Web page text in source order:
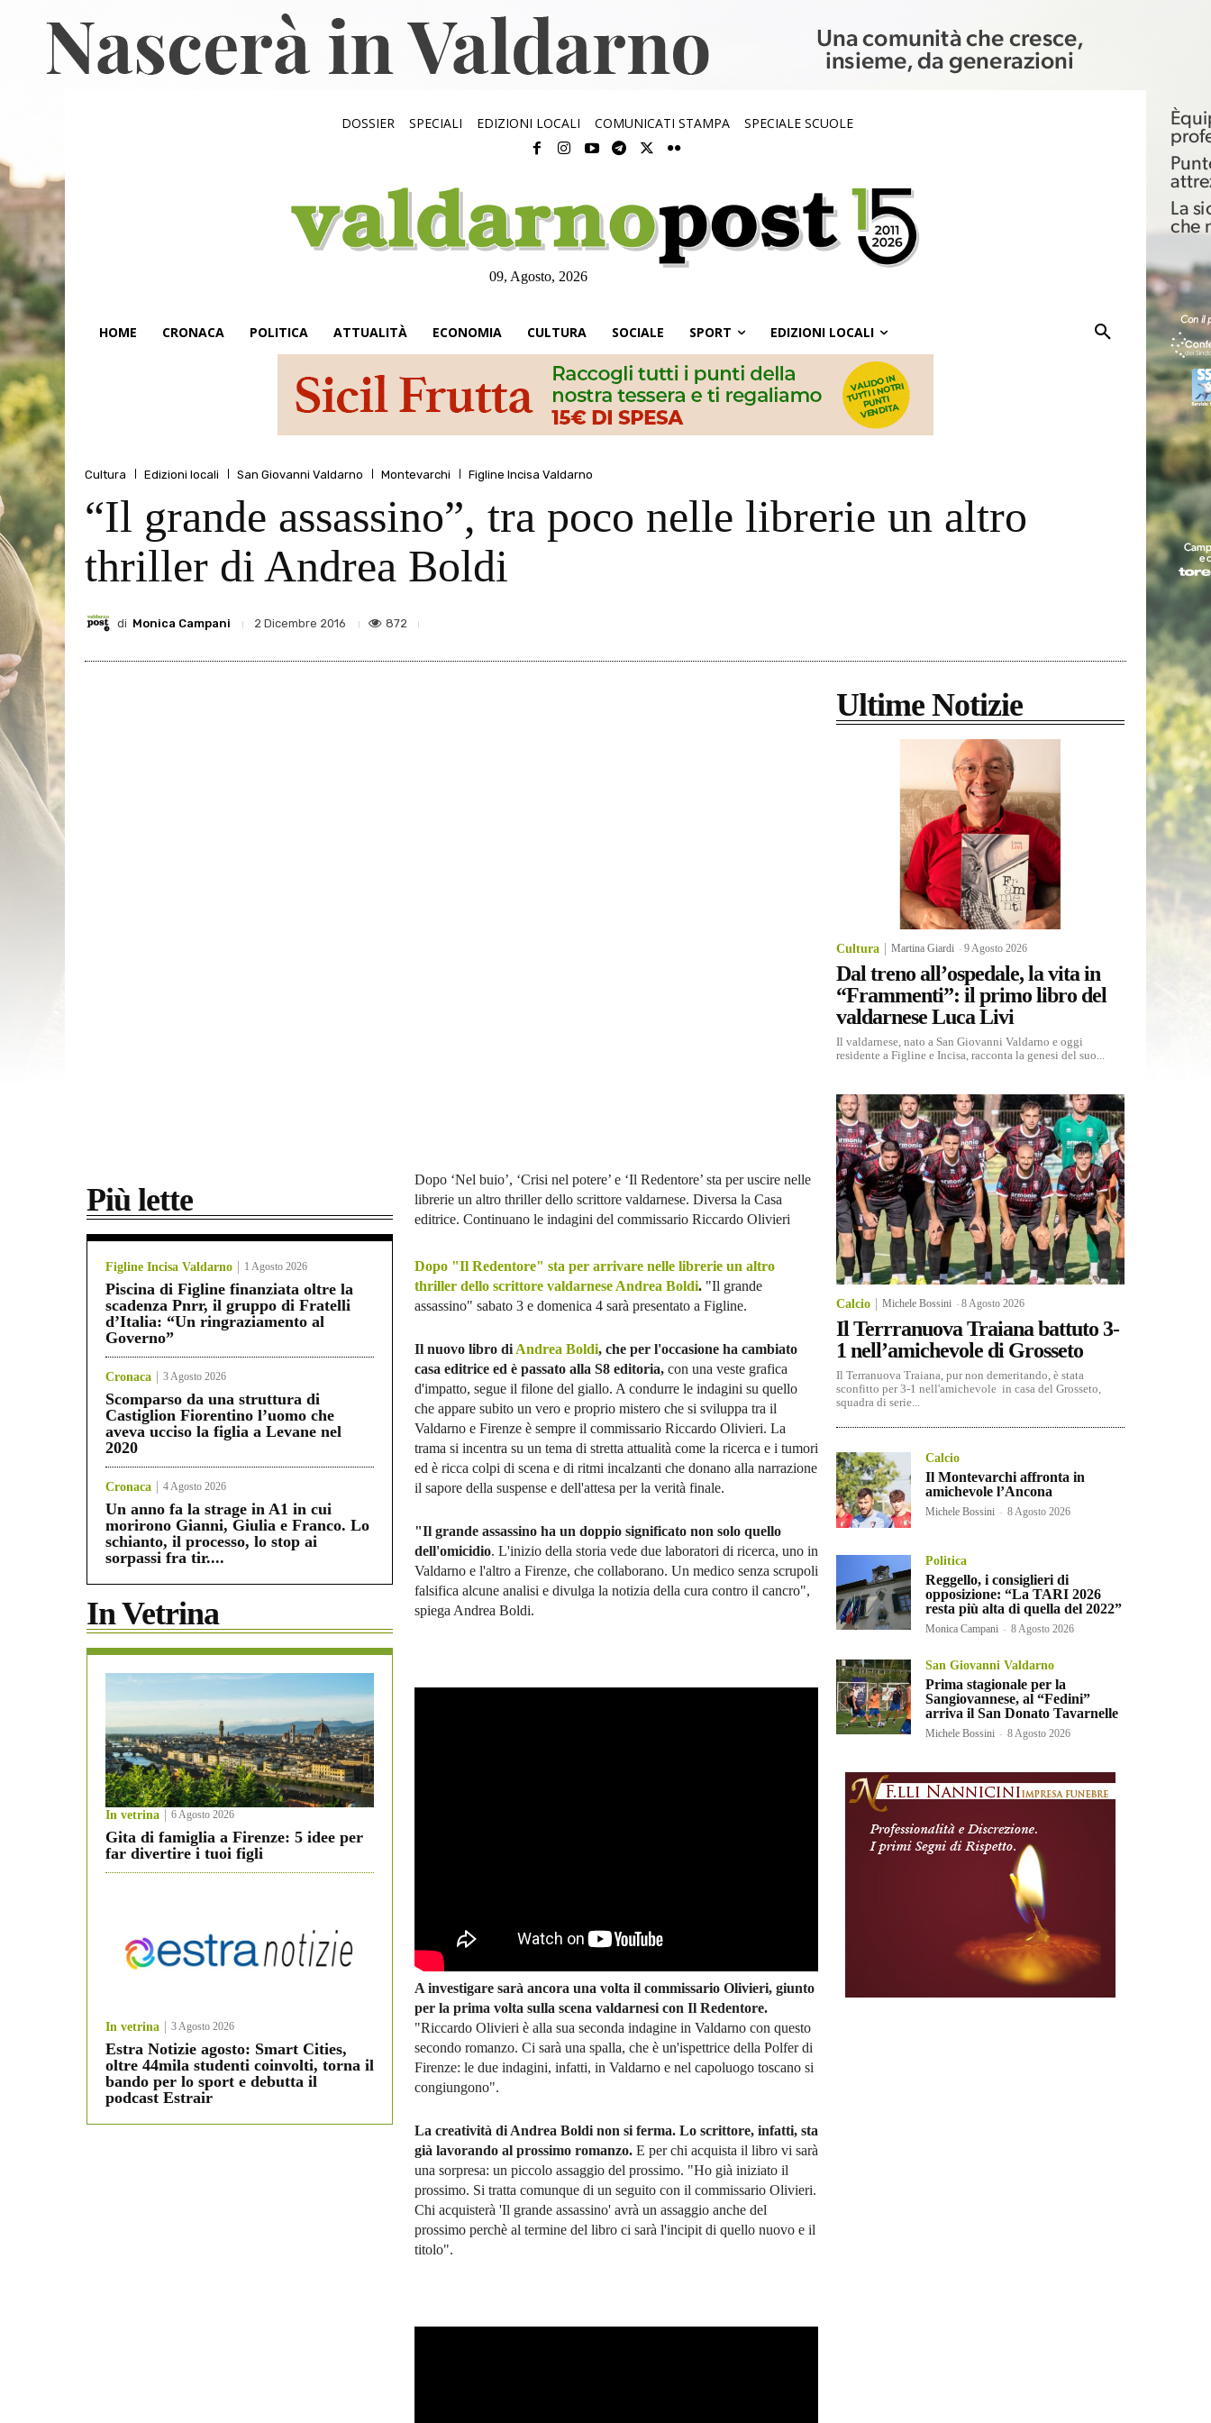
DOSSIER SPECIALI EDIZIONI LOCALI COMUNICATI STAMPA SPECIALE SCUOLE
09, Agosto, 2026
HOME CRONACA POLITICA ATTUALITÀ ECONOMIA CULTURA SOCIALE SPORT EDIZIONI LOCALI
Cultura Edizioni locali San Giovanni Valdarno Montevarchi Figline Incisa Valdarno
“Il grande assassino”, tra poco nelle librerie un altro
thriller di Andrea Boldi
di Monica Campani 2 Dicembre 2016 872
Più lette
Figline Incisa Valdarno 1 Agosto 2026
Piscina di Figline finanziata oltre la
scadenza Pnrr, il gruppo di Fratelli
d’Italia: “Un ringraziamento al
Governo”
Cronaca 3 Agosto 2026
Scomparso da una struttura di
Castiglion Fiorentino l’uomo che
aveva ucciso la figlia a Levane nel
2020
Cronaca 4 Agosto 2026
Un anno fa la strage in A1 in cui
morirono Gianni, Giulia e Franco. Lo
schianto, il processo, lo stop ai
sorpassi fra tir....
In Vetrina
In vetrina 6 Agosto 2026
Gita di famiglia a Firenze: 5 idee per
far divertire i tuoi figli
In vetrina 3 Agosto 2026
Estra Notizie agosto: Smart Cities,
oltre 44mila studenti coinvolti, torna il
bando per lo sport e debutta il
podcast Estrair
Dopo ‘Nel buio’, ‘Crisi nel potere’ e ‘Il Redentore’ sta per uscire nelle
librerie un altro thriller dello scrittore valdarnese. Diversa la Casa
editrice. Continuano le indagini del commissario Riccardo Olivieri
Dopo "Il Redentore" sta per arrivare nelle librerie un altro
thriller dello scrittore valdarnese Andrea Boldi. "Il grande
assassino" sabato 3 e domenica 4 sarà presentato a Figline.
Il nuovo libro di Andrea Boldi, che per l'occasione ha cambiato
casa editrice ed è passato alla S8 editoria, con una veste grafica
d'impatto, segue il filone del giallo. A condurre le indagini su quello
che appare subito un vero e proprio mistero che si sviluppa tra il
Valdarno e Firenze è sempre il commissario Riccardo Olivieri. La
trama si incentra su un tema di stretta attualità come la ricerca e i tumori
ed è ricca colpi di scena e di ritmi incalzanti che donano alla narrazione
il sapore della suspense e dell'attesa per la verità finale.
"Il grande assassino ha un doppio significato non solo quello
dell'omicidio. L'inizio della storia vede due laboratori di ricerca, uno in
Valdarno e l'altro a Firenze, che collaborano. Un medico senza scrupoli
falsifica alcune analisi e divulga la notizia della cura contro il cancro",
spiega Andrea Boldi.
A investigare sarà ancora una volta il commissario Olivieri, giunto
per la prima volta sulla scena valdarnesi con Il Redentore.
"Riccardo Olivieri è alla sua seconda indagine in Valdarno con questo
secondo romanzo. Ci sarà una spalla, che è un'ispettrice della Polfer di
Firenze: le due indagini, infatti, in Valdarno e nel capoluogo toscano si
congiungono".
La creatività di Andrea Boldi non si ferma. Lo scrittore, infatti, sta
già lavorando al prossimo romanzo. E per chi acquista il libro vi sarà
una sorpresa: un piccolo assaggio del prossimo. "Ho già iniziato il
prossimo. Si tratta comunque di un seguito con il commissario Olivieri.
Chi acquisterà 'Il grande assassino' avrà un assaggio anche del
prossimo perchè al termine del libro ci sarà l'incipit di quello nuovo e il
titolo".
Ultime Notizie
Cultura Martina Giardi -9 Agosto 2026
Dal treno all’ospedale, la vita in
“Frammenti”: il primo libro del
valdarnese Luca Livi
Il valdarnese, nato a San Giovanni Valdarno e oggi
residente a Figline e Incisa, racconta la genesi del suo...
Calcio Michele Bossini -8 Agosto 2026
Il Terrranuova Traiana battuto 3-
1 nell’amichevole di Grosseto
Il Terranuova Traiana, pur non demeritando, è stata
sconfitto per 3-1 nell'amichevole in casa del Grosseto,
squadra di serie...
Calcio
Il Montevarchi affronta in
amichevole l’Ancona
Michele Bossini - 8 Agosto 2026
Politica
Reggello, i consiglieri di
opposizione: “La TARI 2026
resta più alta di quella del 2022”
Monica Campani - 8 Agosto 2026
San Giovanni Valdarno
Prima stagionale per la
Sangiovannese, al “Fedini”
arriva il San Donato Tavarnelle
Michele Bossini - 8 Agosto 2026